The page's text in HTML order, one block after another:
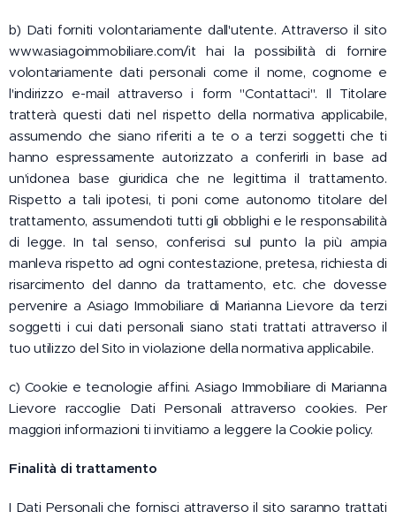
b) Dati forniti volontariamente dall'utente. Attraverso il sito
www.asiagoimmobiliare.com/it hai la possibilità di fornire
volontariamente dati personali come il nome, cognome e
l'indirizzo e-mail attraverso i form "Contattaci". Il Titolare
tratterà questi dati nel rispetto della normativa applicabile,
assumendo che siano riferiti a te o a terzi soggetti che ti
hanno espressamente autorizzato a conferirli in base ad
un'idonea base giuridica che ne legittima il trattamento.
Rispetto a tali ipotesi, ti poni come autonomo titolare del
trattamento, assumendoti tutti gli obblighi e le responsabilità
di legge. In tal senso, conferisci sul punto la più ampia
manleva rispetto ad ogni contestazione, pretesa, richiesta di
risarcimento del danno da trattamento, etc. che dovesse
pervenire a Asiago Immobiliare di Marianna Lievore da terzi
soggetti i cui dati personali siano stati trattati attraverso il
tuo utilizzo del Sito in violazione della normativa applicabile.
c) Cookie e tecnologie affini. Asiago Immobiliare di Marianna
Lievore raccoglie Dati Personali attraverso cookies. Per
maggiori informazioni ti invitiamo a leggere la Cookie policy.
Finalità di trattamento
I Dati Personali che fornisci attraverso il sito saranno trattati